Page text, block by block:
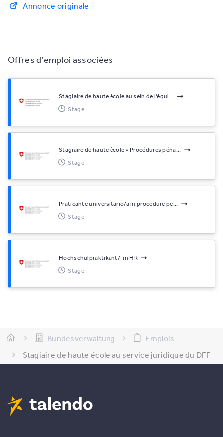
Offres d’emploi associées
Stagiaire de haute école au sein de l'équi...
Stage
Stagiaire de haute école « Procédures péna...
Stage
Praticante universitario/a in procedure pe...
Stage
Hochschulpraktikant/-in HR
Stage
Annonce originale
Bundesverwaltung
Emplois
Stagiaire de haute école au service juridique du DFF